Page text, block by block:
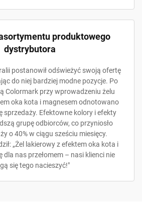
produktowego
dystrybutora
postanowił odświeżyć swoją ofertę
do niej bardziej modne pozycje. Po
Colormark przy wprowadzeniu żelu
oka kota i magnesem odnotowano
sprzedaży. Efektowne kolory i efekty
grupę odbiorców, co przyniosło
o 40% w ciągu sześciu miesięcy.
„Żel lakierowy z efektem oka kota i
dla nas przełomem – nasi klienci nie
się tego nacieszyć!"